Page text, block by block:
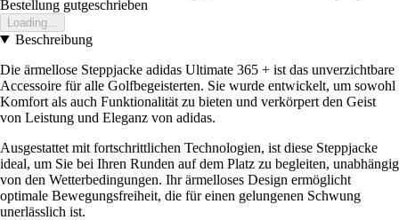
Bestellung gutgeschrieben
Loading...
Beschreibung
Die ärmellose Steppjacke adidas Ultimate 365 + ist das unverzichtbare
Accessoire für alle Golfbegeisterten. Sie wurde entwickelt, um sowohl
Komfort als auch Funktionalität zu bieten und verkörpert den Geist
von Leistung und Eleganz von adidas.
Ausgestattet mit fortschrittlichen Technologien, ist diese Steppjacke
ideal, um Sie bei Ihren Runden auf dem Platz zu begleiten, unabhängig
von den Wetterbedingungen. Ihr ärmelloses Design ermöglicht
optimale Bewegungsfreiheit, die für einen gelungenen Schwung
unerlässlich ist.